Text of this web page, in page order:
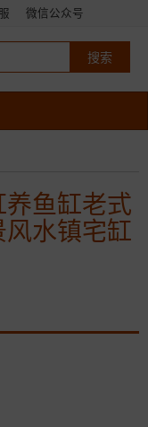
微信公众号
鱼缸老式
水镇宅缸